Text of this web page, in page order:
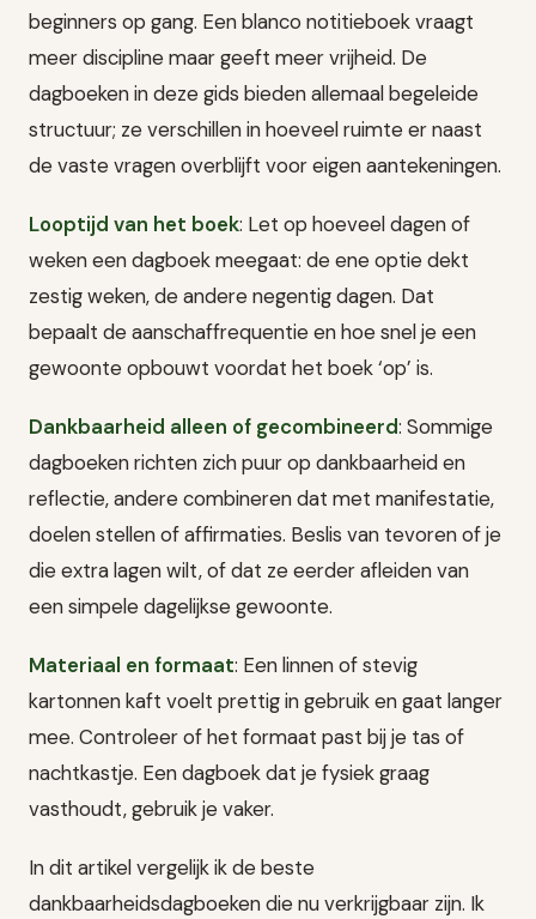
beginners op gang. Een blanco notitieboek vraagt
meer discipline maar geeft meer vrijheid. De
dagboeken in deze gids bieden allemaal begeleide
structuur; ze verschillen in hoeveel ruimte er naast
de vaste vragen overblijft voor eigen aantekeningen.
Looptijd van het boek: Let op hoeveel dagen of
weken een dagboek meegaat: de ene optie dekt
zestig weken, de andere negentig dagen. Dat
bepaalt de aanschaffrequentie en hoe snel je een
gewoonte opbouwt voordat het boek ‘op’ is.
Dankbaarheid alleen of gecombineerd: Sommige
dagboeken richten zich puur op dankbaarheid en
reflectie, andere combineren dat met manifestatie,
doelen stellen of affirmaties. Beslis van tevoren of je
die extra lagen wilt, of dat ze eerder afleiden van
een simpele dagelijkse gewoonte.
Materiaal en formaat: Een linnen of stevig
kartonnen kaft voelt prettig in gebruik en gaat langer
mee. Controleer of het formaat past bij je tas of
nachtkastje. Een dagboek dat je fysiek graag
vasthoudt, gebruik je vaker.
In dit artikel vergelijk ik de beste
dankbaarheidsdagboeken die nu verkrijgbaar zijn. Ik